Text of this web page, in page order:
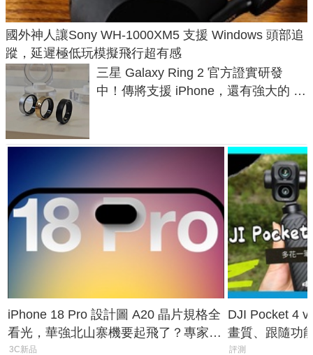
國外神人讓Sony WH-1000XM5 支援 Windows 頭部追
蹤，延遲極低玩模擬飛行超有感
三星 Galaxy Ring 2 官方證實研發
中！傳將支援 iPhone，還有強大的 AI
iPhone 18 Pro 設計圖 A20 晶片規格全
看光，華強北山寨機要起飛了？專家曝
山寨機無法復刻兩大關鍵
3C新品
DJI Pocket 4
畫質、跟隨功
一次看懂兩台
評測